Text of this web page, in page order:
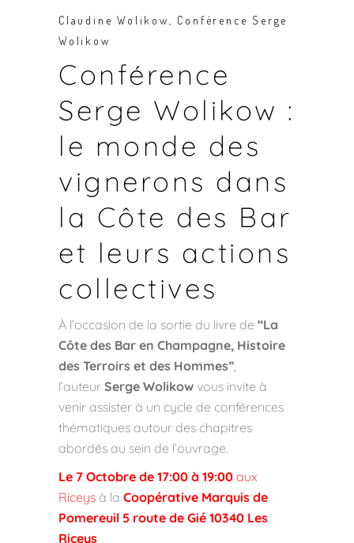
Claudine Wolikow
Conférence Serge
Wolikow
Conférence
Serge Wolikow :
le monde des
vignerons dans
la Côte des Bar
et leurs actions
collectives
À l’occasion de la sortie du livre de “La
Côte des Bar en Champagne, Histoire
des Terroirs et des Hommes”,
l’auteur Serge Wolikow vous invite à
venir assister à un cycle de conférences
thématiques autour des chapitres
abordés au sein de l’ouvrage.
Le 7 Octobre de 17:00 à 19:00 aux
Riceys à la Coopérative Marquis de
Pomereuil 5 route de Gié 10340 Les
Riceys